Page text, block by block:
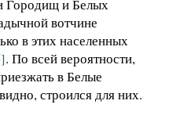
Городищ и Белых
вотчине
в этих населенных
. По всей вероятности,
в Белые
строился для них.